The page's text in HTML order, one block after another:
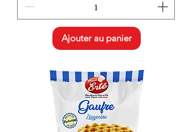
Ajouter au panier